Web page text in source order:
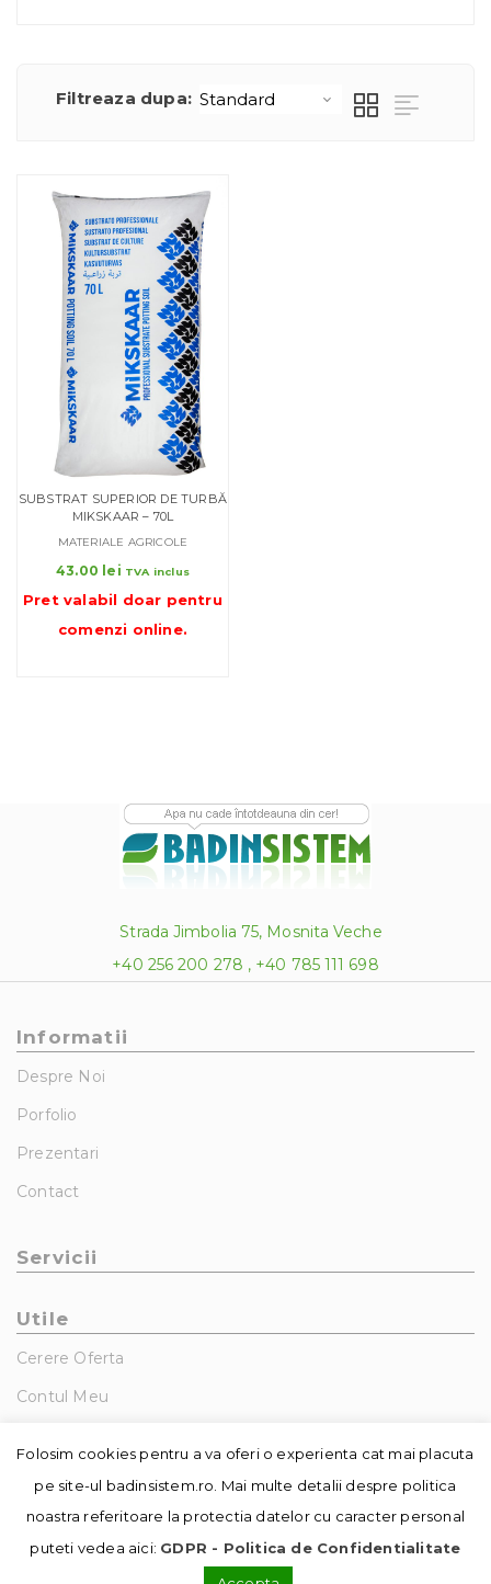
Filtreaza dupa:
SUBSTRAT SUPERIOR DE TURBĂ
MIKSKAAR – 70L
MATERIALE AGRICOLE
43.00 lei TVA inclus
Pret valabil doar pentru
comenzi online.
Strada Jimbolia 75, Mosnita Veche
+40 256 200 278 , +40 785 111 698
Informatii
Despre Noi
Porfolio
Prezentari
Contact
Servicii
Utile
Cerere Oferta
Contul Meu
Folosim cookies pentru a va oferi o experienta cat mai placuta
pe site-ul badinsistem.ro. Mai multe detalii despre politica
noastra referitoare la protectia datelor cu caracter personal
puteti vedea aici: GDPR - Politica de Confidentialitate